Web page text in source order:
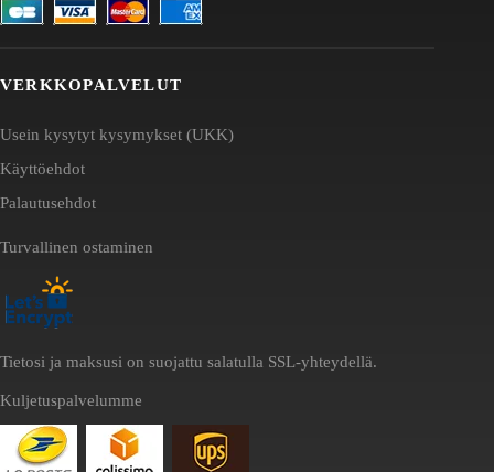
VERKKOPALVELUT
Usein kysytyt kysymykset (UKK)
Käyttöehdot
Palautusehdot
Turvallinen ostaminen
Tietosi ja maksusi on suojattu salatulla SSL-yhteydellä.
Kuljetuspalvelumme